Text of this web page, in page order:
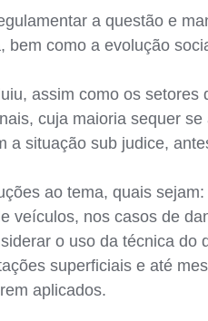
a questão e
bem como a evolução
assim como os
cuja maioria sequer
a situação sub judice,
ao tema, quais
veículos, nos casos de
o uso da técnica
superficiais e até
aplicados.